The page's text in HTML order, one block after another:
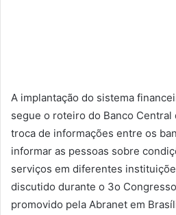
A implantação do sistema
segue o roteiro do Banco Central
troca de informações entre os
informar as pessoas sobre
serviços em diferentes
discutido durante o 3o
promovido pela Abranet em